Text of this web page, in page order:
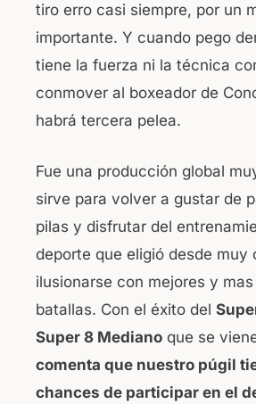
tiro erro casi siempre, por un
importante. Y cuando pego
tiene la fuerza ni la técnica
conmover al boxeador de
habrá tercera pelea.
Fue una producción global
sirve para volver a gustar de
pilas y disfrutar del
deporte que eligió desde muy
ilusionarse con mejores y
batallas. Con el éxito del
Super 8 Mediano que se
comenta que nuestro púgil
chances de participar en el